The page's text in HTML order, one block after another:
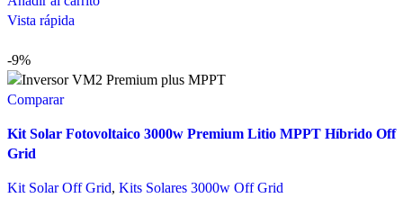
Vista rápida
-9%
Comparar
Kit Solar Fotovoltaico 3000w Premium Litio MPPT Híbrido Off
Grid
Kit Solar Off Grid, Kits Solares 3000w Off Grid